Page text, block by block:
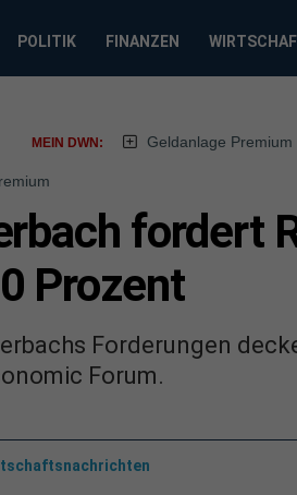
POLITIK FINANZEN
MEIN DWN: Geldanlage Premium
fordert
Prozent
Forderungen
Forum.